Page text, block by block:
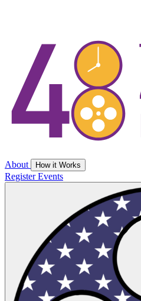
About How it Works
RegisterEvents